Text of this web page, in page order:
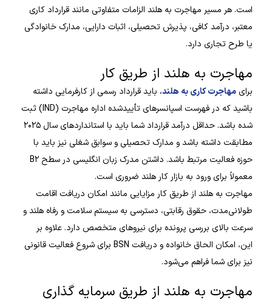
است. هر مسیر مهاجرت به هلند الزامات متفاوتی مانند قرارداد کاری
معتبر، درآمد کافی، پذیرش تحصیلی، اثبات دارایی، مدارک خانوادگی
یا طرح تجاری دارد.
مهاجرت به هلند از طریق کار
برایمهاجرت کاری به هلند، باید قرارداد رسمی از کارفرمایی داشته
باشید که در فهرست اسپانسرهای تأییدشده اداره مهاجرت (IND) ثبت
شده باشد. حداقل درآمد قرارداد شما باید با استانداردهای سال ۲۰۲۵
مطابقت داشته باشد و مدارک تحصیلی و سوابق شغلی نیز باید با
حوزه فعالیت مرتبط باشد. داشتن مدرک زبان انگلیسی در سطح B۲
معمولاً برای ورود به بازار کار هلند ضروری است.
مهاجرت به هلند از طریق کار مزایایی مانند امکان دریافت اقامت
طولانی‌مدت، حقوق رقابتی، دسترسی به سیستم سلامت و رفاه هلند و
سرعت بالای بررسی پرونده برای نیروهای متخصص دارد. علاوه بر
این، امکان الحاق خانواده و دریافت BSN برای شروع فعالیت قانونی
نیز برای شما فراهم می‌شود.
مهاجرت به هلند از طریق سرمایه گذاری